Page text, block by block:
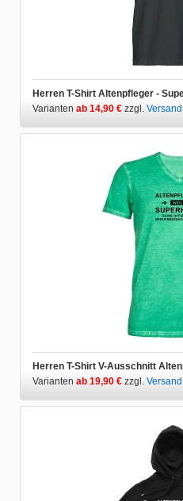
Herren T-Shirt Altenpfleger -
Varianten ab 14,90 € zzgl. Versand
Herren T-Shirt V-Ausschnitt
Varianten ab 19,90 € zzgl. Versand